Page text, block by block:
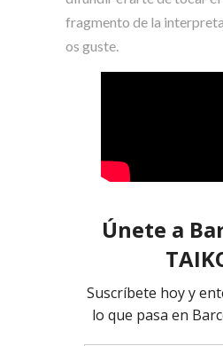
fragmento de la
os guste.